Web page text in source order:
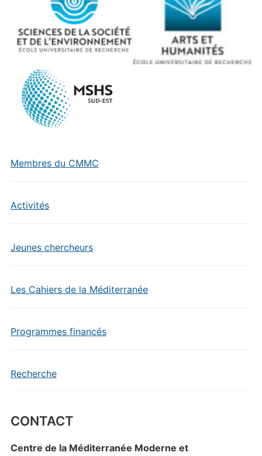
Membres du CMMC
Activités
Jeunes chercheurs
Les Cahiers de la Méditerranée
Programmes financés
Recherche
CONTACT
Centre de la Méditerranée Moderne et